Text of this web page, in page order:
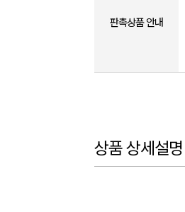
판촉상품 안내
상품 상세설명